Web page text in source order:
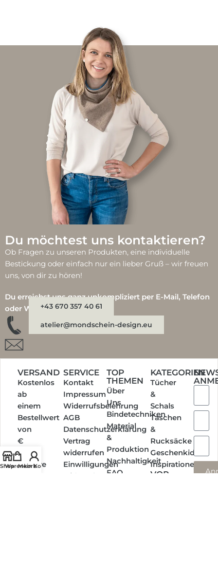
Du möchtest uns kontaktieren?
Ob Fragen zu unseren Produkten, eine individuelle
Bestickung oder einfach nur ein lieber Gruß – wir freuen
uns, von dir zu hören!
Du erreichst uns ganz unkompliziert per E-Mail, Telefon
oder WhatsApp:+43 670 357 40 61
atelier@mondschein-design.eu
VERSAND
Kostenlos
ab
einem
Bestellwert
von
€
150,-
Weitere
SERVICE
Kontakt
Impressum
Widerrufsbelehrung
AGB
Datenschutzerklärung
Vertrag
widerrufen
Einwilligungen
widerrufen
TOP
THEMEN
Über
Uns
Bindetechniken
Material
&
Produktion
Nachhaltigkeit
FAQ
KATEGORIEN
Tücher
&
Schals
Taschen
&
Rucksäcke
Geschenkideen
Inspirationen
VOR
Shop
Warenkorb
Mein Konto